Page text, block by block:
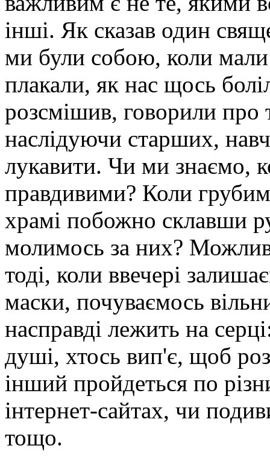
інші. Як сказав один
ми були собою, коли
плакали, як нас щось
розсмішив, говорили
наслідуючи старших,
лукавити. Чи ми знаємо,
правдивими? Коли
храмі побожно склавши
молимось за них?
тоді, коли ввечері
маски, почуваємось
насправді лежить на
душі, хтось вип'є, щоб
інший пройдеться по
інтернет-сайтах, чи
тощо.